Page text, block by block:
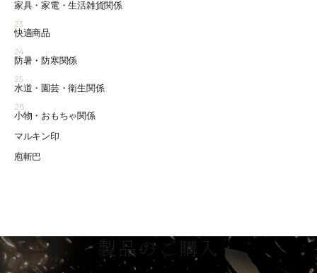
家具・家電・生活雑貨関係
23
快適商品
24
防暑・防寒関係
25
水道・園芸・衛生関係
26
小物・おもちゃ関係
マルキン印
庖斬巴
製品のご購入